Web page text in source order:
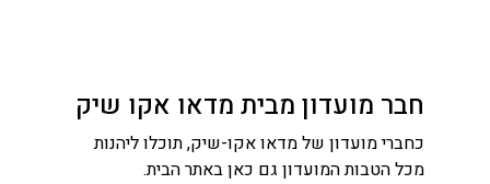
חבר מועדון מבית מדאו אקו שיק
כחברי מועדון של מדאו אקו-שיק, תוכלו ליהנות
מכל הטבות המועדון גם כאן באתר הבית.